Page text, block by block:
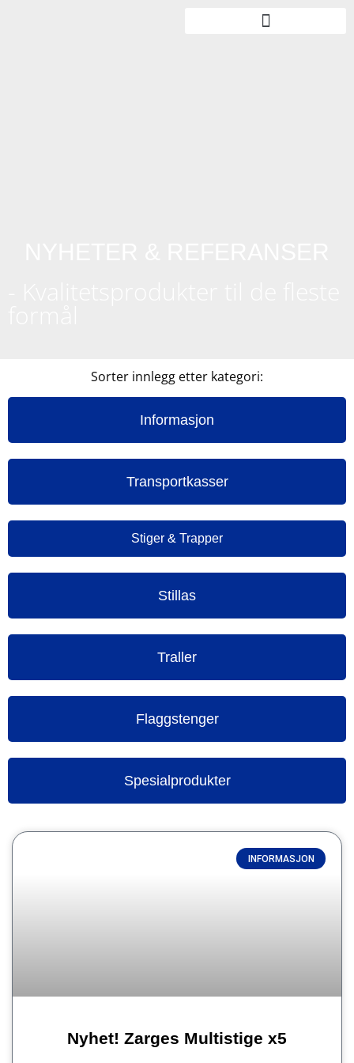
Sorter innlegg etter kategori:
Informasjon
Transportkasser
Stiger & Trapper
Stillas
Traller
Flaggstenger
Spesialprodukter
INFORMASJON
Nyhet! Zarges Multistige x5